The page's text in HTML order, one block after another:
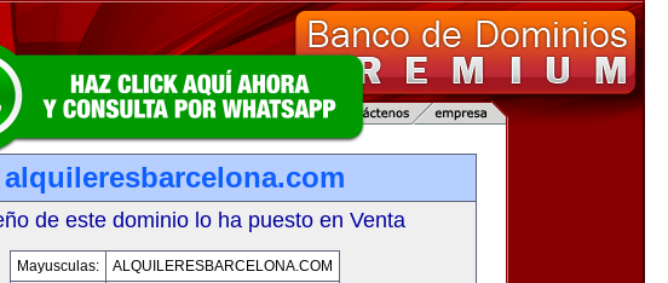
alquileresbarcelona.com
de este dominio lo ha puesto en Venta
Mayusculas:
ALQUILERESBARCELONA.COM